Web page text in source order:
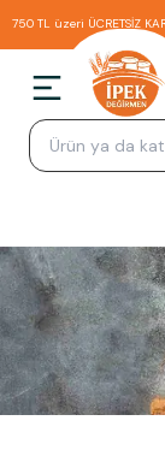
750 TL üzeri ÜCRETSİZ